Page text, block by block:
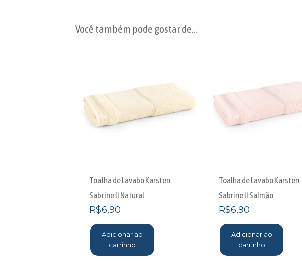
Você também pode gostar de…
Toalha de Lavabo Karsten
Sabrine II Natural
R$6,90
Adicionar ao
carrinho
Toalha de Lavabo Karsten
Sabrine II Salmão
R$6,90
Adicionar ao
carrinho